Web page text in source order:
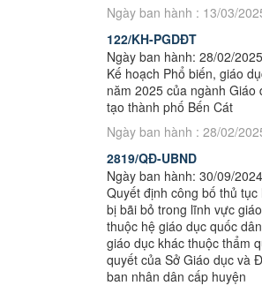
Ngày ban hành : 13/03/
122/KH-PGDĐT
Ngày ban hành: 28/02/
Kế hoạch Phổ biến, giáo
năm 2025 của ngành Giáo
tạo thành phố Bến Cát
Ngày ban hành : 28/02/
2819/QĐ-UBND
Ngày ban hành: 30/09/
Quyết định công bố thủ tục
bị bãi bỏ trong lĩnh vực
thuộc hệ giáo dục quốc
giáo dục khác thuộc thẩm
quyết của Sở Giáo dục và
ban nhân dân cấp huyện